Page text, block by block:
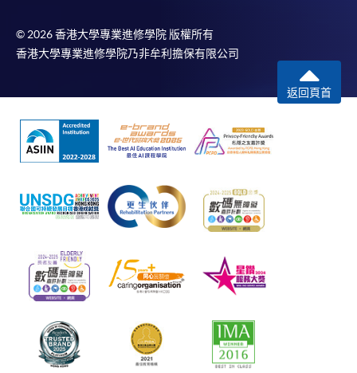
© 2026 香港大學專業進修學院 版權所有
香港大學專業進修學院乃非牟利擔保有限公司
返回頁首